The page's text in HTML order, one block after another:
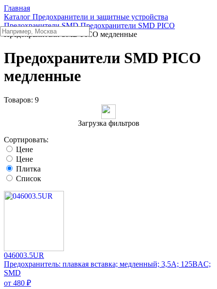
Главная
Каталог Предохранители и защитные устройства
Предохранители SMD Предохранители SMD PICO
Предохранители SMD PICO медленные
Предохранители SMD PICO
медленные
Товаров: 9
Загрузка фильтров
Сортировать:
Цене
Цене
Плитка
Список
046003.5UR
Предохранитель: плавкая вставка; медленный; 3,5А; 125ВAC;
SMD
от 480 ₽